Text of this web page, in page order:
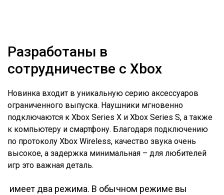
Разработаны в
сотрудничестве с Xbox
Новинка входит в уникальную серию аксессуаров
ограниченного выпуска. Наушники мгновенно
подключаются к Xbox Series X и Xbox Series S, а также
к компьютеру и смартфону. Благодаря подключению
по протоколу Xbox Wireless, качество звука очень
высокое, а задержка минимальная – для любителей
игр это важная деталь.
имеет два режима. В обычном режиме вы